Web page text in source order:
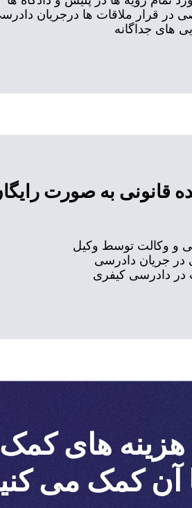
قرار ملاقات ها درجریان
های جداگانه
قانونی به صورت
و وکالت توسط وکیل
جریان دادرسی
در دادرسی کیفری
های کمک
آن کمک می